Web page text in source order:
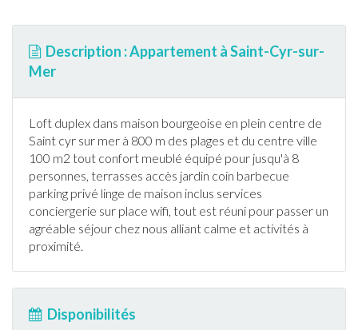
Description : Appartement à Saint-Cyr-sur-
Mer
Loft duplex dans maison bourgeoise en plein centre de
Saint cyr sur mer à 800 m des plages et du centre ville
100 m2 tout confort meublé équipé pour jusqu'à 8
personnes, terrasses accès jardin coin barbecue
parking privé linge de maison inclus services
conciergerie sur place wifi, tout est réuni pour passer un
agréable séjour chez nous alliant calme et activités à
proximité.
Disponibilités